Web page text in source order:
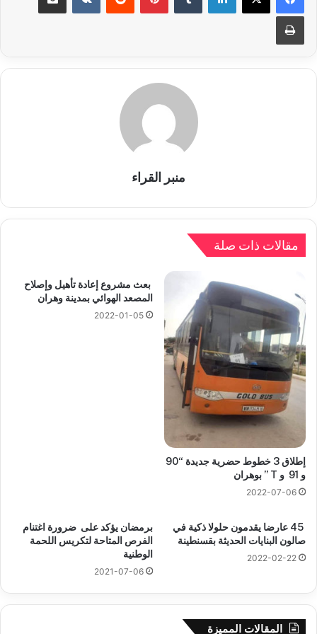
طباعة
منبر القراء
مقالات ذات صلة
إطلاق 3 خطوط حضرية جديدة “90
و 91 و T ” بوهران
2022-07-06
بعث مشروع إعادة تأهيل وإصلاح
المصعد الهوائي بمدينة وهران
2022-01-05
45 عارضا يقدمون حلولا ذكية في
صالون البنايات الحديثة بقسنطينة
2022-02-22
برمضان يؤكد على ضرورة اغتنام
الفرص المتاحة لتكريس اللحمة
الوطنية
2021-07-06
المقالات المميزة